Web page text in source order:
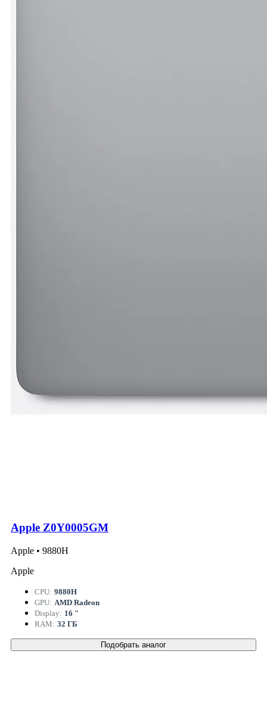
Apple Z0Y0005GM
Apple • 9880H
Apple
CPU: 9880H
GPU: AMD Radeon
Display: 16 "
RAM: 32 ГБ
Подобрать аналог